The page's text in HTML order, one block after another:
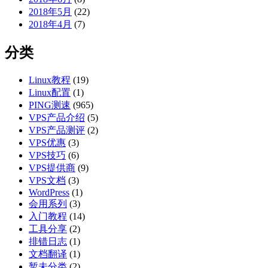
2018年5月 (22)
2018年4月 (7)
分类
Linux教程 (19)
Linux配置 (1)
PING测速 (965)
VPS产品介绍 (5)
VPS产品测评 (2)
VPS优惠 (3)
VPS技巧 (6)
VPS提供商 (9)
VPS文档 (3)
WordPress (1)
会用系列 (3)
入门教程 (14)
工具分享 (2)
排错日志 (1)
文档翻译 (1)